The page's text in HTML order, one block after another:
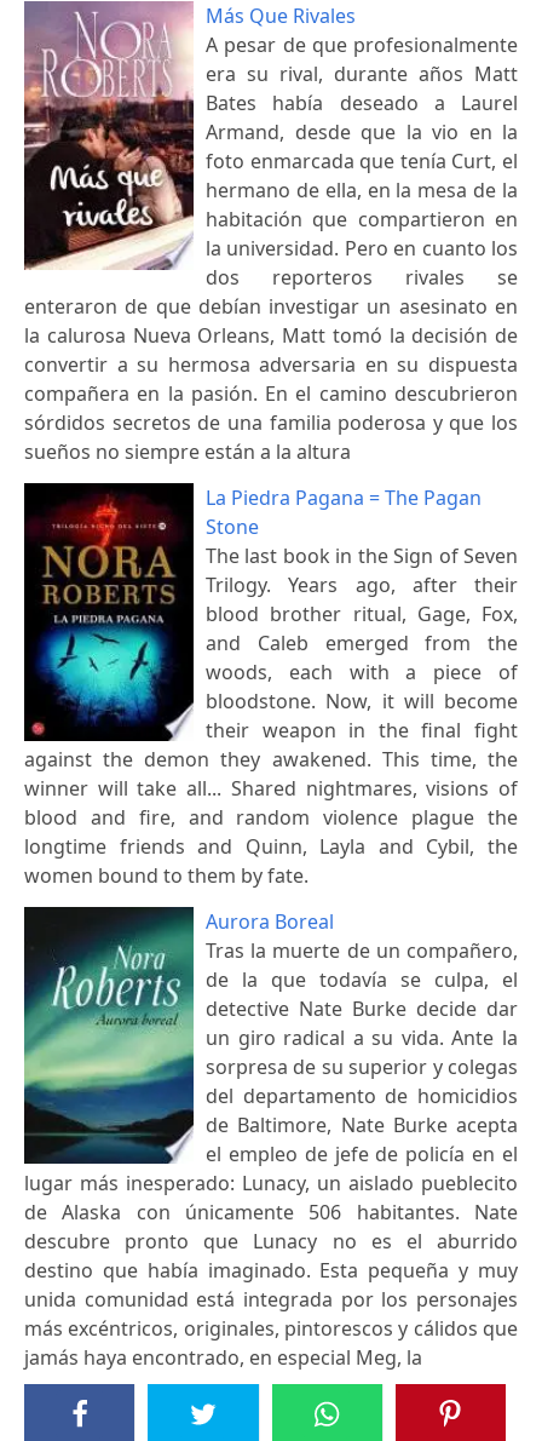
Más Que Rivales
A pesar de que profesionalmente
era su rival, durante años Matt
Bates había deseado a Laurel
Armand, desde que la vio en la
foto enmarcada que tenía Curt, el
hermano de ella, en la mesa de la
habitación que compartieron en
la universidad. Pero en cuanto los
dos reporteros rivales se
enteraron de que debían investigar un asesinato en
la calurosa Nueva Orleans, Matt tomó la decisión de
convertir a su hermosa adversaria en su dispuesta
compañera en la pasión. En el camino descubrieron
sórdidos secretos de una familia poderosa y que los
sueños no siempre están a la altura
La Piedra Pagana = The Pagan
Stone
The last book in the Sign of Seven
Trilogy. Years ago, after their
blood brother ritual, Gage, Fox,
and Caleb emerged from the
woods, each with a piece of
bloodstone. Now, it will become
their weapon in the final fight
against the demon they awakened. This time, the
winner will take all... Shared nightmares, visions of
blood and fire, and random violence plague the
longtime friends and Quinn, Layla and Cybil, the
women bound to them by fate.
Aurora Boreal
Tras la muerte de un compañero,
de la que todavía se culpa, el
detective Nate Burke decide dar
un giro radical a su vida. Ante la
sorpresa de su superior y colegas
del departamento de homicidios
de Baltimore, Nate Burke acepta
el empleo de jefe de policía en el
lugar más inesperado: Lunacy, un aislado pueblecito
de Alaska con únicamente 506 habitantes. Nate
descubre pronto que Lunacy no es el aburrido
destino que había imaginado. Esta pequeña y muy
unida comunidad está integrada por los personajes
más excéntricos, originales, pintorescos y cálidos que
jamás haya encontrado, en especial Meg, la